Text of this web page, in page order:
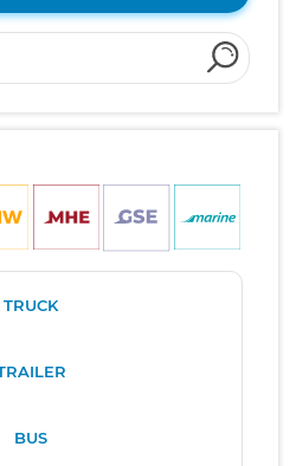
TRUCK
BUS